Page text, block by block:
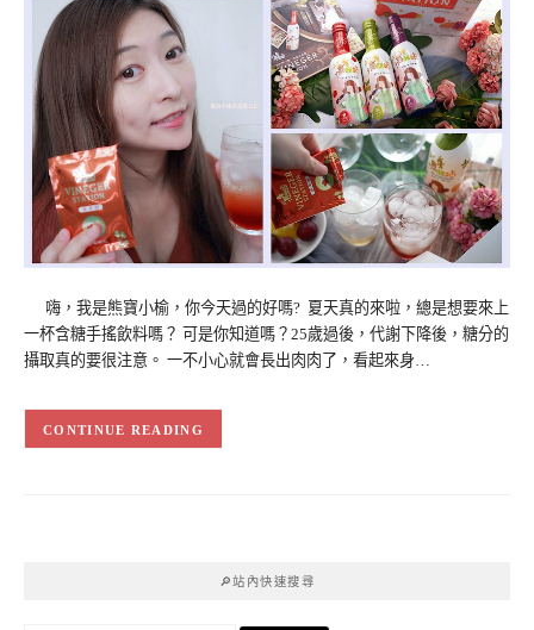
嗨，我是熊寶小榆，你今天過的好嗎? 夏天​真的​​來啦，總是想要來上
一杯含糖手搖飲料嗎？ 可是你知道嗎？25歲過後，代謝下降後，糖分的
攝取真的要很注意。 一不小心就會長出肉肉了，看起來身…
CONTINUE READING
🔎站內快速搜尋